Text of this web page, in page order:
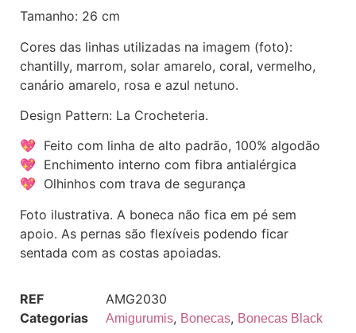
Tamanho: 26 cm
Cores das linhas utilizadas na imagem (foto):
chantilly, marrom, solar amarelo, coral, vermelho,
canário amarelo, rosa e azul netuno.
Design Pattern: La Crocheteria.
💖 Feito com linha de alto padrão, 100% algodão
💖 Enchimento interno com fibra antialérgica
💖 Olhinhos com trava de segurança
Foto ilustrativa. A boneca não fica em pé sem
apoio. As pernas são flexíveis podendo ficar
sentada com as costas apoiadas.
REF
AMG2030
Categorias
Amigurumis, Bonecas, Bonecas Black